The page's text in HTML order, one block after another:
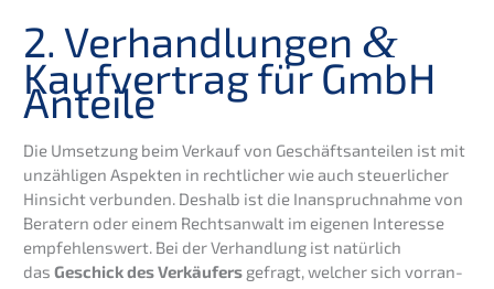
2. Verhand­lun­gen &
Kaufver­trag für GmbH
Anteile
Die Umset­zung beim Verkauf von Geschäfts­an­tei­len ist mit
unzäh­li­gen Aspek­ten in recht­li­cher wie auch steuer­li­cher
Hinsicht verbun­den. Deshalb ist die Inanspruch­nah­me von
Beratern oder einem Rechts­an­walt im eigenen Inter­es­se
empfeh­lens­wert. Bei der Verhand­lung ist natür­lich
das Geschick des Verkäu­fers gefragt, welcher sich vorran­